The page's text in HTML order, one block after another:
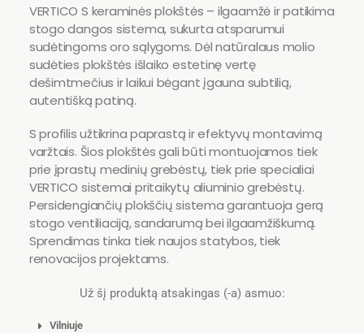
VERTICO S keraminės plokštės – ilgaamžė ir patikima
stogo dangos sistema, sukurta atsparumui
sudėtingoms oro sąlygoms. Dėl natūralaus molio
sudėties plokštės išlaiko estetinę vertę
dešimtmečius ir laikui bėgant įgauna subtilią,
autentišką patiną.
S profilis užtikrina paprastą ir efektyvų montavimą
varžtais. Šios plokštės gali būti montuojamos tiek
prie įprastų medinių grebėstų, tiek prie specialiai
VERTICO sistemai pritaikytų aliuminio grebėstų.
Persidengiančių plokščių sistema garantuoja gerą
stogo ventiliaciją, sandarumą bei ilgaamžiškumą.
Sprendimas tinka tiek naujos statybos, tiek
renovacijos projektams.
Už šį produktą atsakingas (-a) asmuo:
Vilniuje